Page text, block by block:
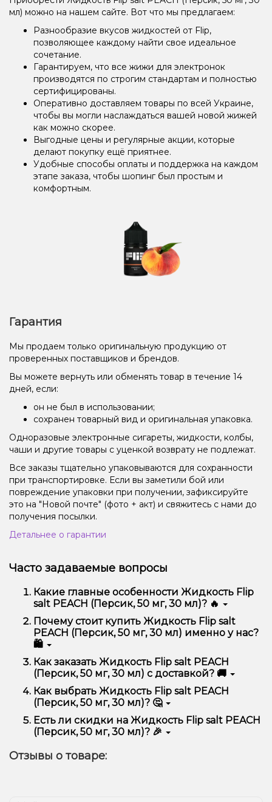
мл) можно на нашем сайте. Вот что мы предлагаем:
Разнообразие вкусов жидкостей от Flip,
позволяющее каждому найти свое идеальное
сочетание.
Гарантируем, что все жижи для электронок
производятся по строгим стандартам и полностью
сертифицированы.
Оперативно доставляем товары по всей Украине,
чтобы вы могли наслаждаться вашей новой жижей
как можно скорее.
Выгодные цены и регулярные акции, которые
делают покупку ещё приятнее.
Удобные способы оплаты и поддержка на каждом
этапе заказа, чтобы шопинг был простым и
комфортным.
Гарантия
Мы продаем только оригинальную продукцию от
проверенных поставщиков и брендов.
Вы можете вернуть или обменять товар в течение 14
дней, если:
он не был в использовании;
сохранен товарный вид и оригинальная упаковка.
Одноразовые электронные сигареты, жидкости, колбы,
чаши и другие товары с уценкой возврату не подлежат.
Все заказы тщательно упаковываются для сохранности
при транспортировке. Если вы заметили бой или
повреждение упаковки при получении, зафиксируйте
это на "Новой почте" (фото + акт) и свяжитесь с нами до
получения посылки.
Детальнее о гарантии
Часто задаваемые вопросы
Какие главные особенности Жидкость Flip
salt PEACH (Персик, 50 мг, 30 мл)? 🔥
Жидкость Flip salt PEACH (Персик, 50 мг, 30 мл)
отличается высоким качеством, удобством
использования и надежностью.
Почему стоит купить Жидкость Flip salt
PEACH (Персик, 50 мг, 30 мл) именно у нас?
🛍️
Мы предлагаем только оригинальную продукцию,
широкий ассортимент, выгодные цены и быструю
доставку. Кроме того, у нас регулярные акции и
скидки для клиентов!
Как заказать Жидкость Flip salt PEACH
(Персик, 50 мг, 30 мл) с доставкой? 🚚
Оформить заказ можно в несколько кликов:
Добавьте Жидкость Flip salt PEACH (Персик,
50 мг, 30 мл) в корзину.
Перейдите к оформлению заказа.
доставки.
Подтвердите заказ – мы быстро отправим его
Как выбрать Жидкость Flip salt PEACH
(Персик, 50 мг, 30 мл)? 🤔
Выбор зависит от ваших предпочтений – например,
если это кальян, учитывайте размер, материал и тип
чаши, если вейп – мощность и вкус. Наши
Есть ли скидки на Жидкость Flip salt PEACH
(Персик, 50 мг, 30 мл)? 🎉
специальные предложения. Следите за
Отзывы о товаре: